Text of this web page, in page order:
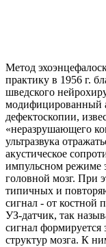
Метод
практику в 1956 г.
шведского
модифицированный
дефектоскопии,
«неразрушающего
ультразвука
акустическое
импульсном режиме
головной мозг. При
типичных и
сигнал - от костной
УЗ-датчик, так
сигнал формируется
структур мозга. К